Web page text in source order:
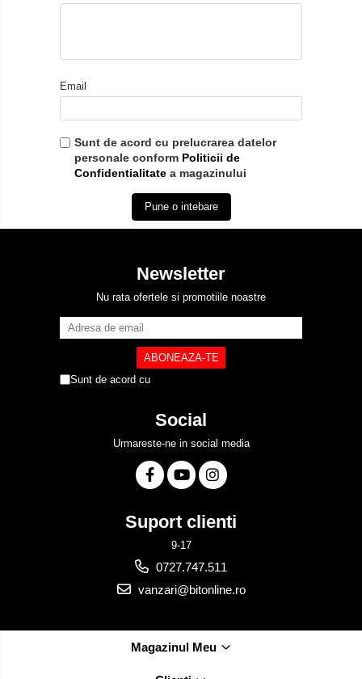
Email
Sunt de acord cu prelucrarea datelor
personale conform Politicii de
Confidentialitate a magazinului
Pune o intebare
Newsletter
Nu rata ofertele si promotiile noastre
Sunt de acord cu
Social
Urmareste-ne in social media
Suport clienti
9-17
0727.747.511
vanzari@bitonline.ro
Magazinul Meu